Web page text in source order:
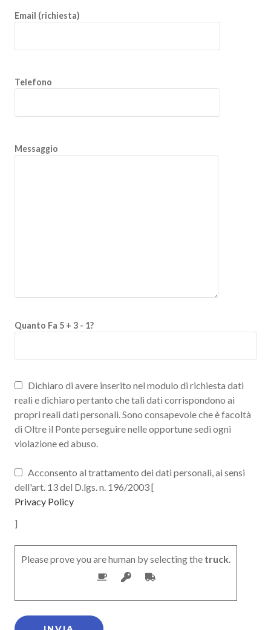
Email (richiesta)
Telefono
Messaggio
Quanto Fa 5 + 3 - 1?
Dichiaro di avere inserito nel modulo di richiesta dati
reali e dichiaro pertanto che tali dati corrispondono ai
propri reali dati personali. Sono consapevole che è facoltà
di Oltre il Ponte perseguire nelle opportune sedi ogni
violazione ed abuso.
Acconsento al trattamento dei dati personali, ai sensi
dell'art. 13 del D.lgs. n. 196/2003 [
Privacy Policy
]
Please prove you are human by selecting the truck.